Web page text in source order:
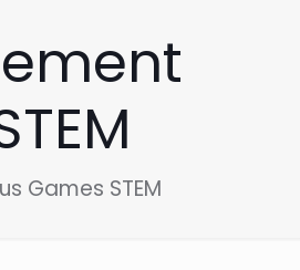
Games STEM